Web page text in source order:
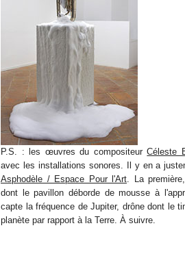
P.S. : les œuvres du compositeurCéleste
avec les installations sonores. Il y en a
Asphodèle / Espace Pour l'Art . La première,
dont le pavillon déborde de mousse à
capte la fréquence de Jupiter, drône dont le
planète par rapport à la Terre. À suivre.